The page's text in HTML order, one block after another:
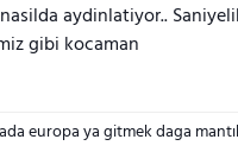
aydinlatiyor..
gibi kocaman
europa ya gitmek daga